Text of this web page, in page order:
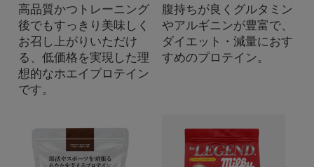
高品質かつトレーニング
後でもすっきり美味しく
お召し上がりいただけ
る、低価格を実現した理
想的なホエイプロテイン
です。
腹持ちが良くグルタミン
やアルギニンが豊富で、
ダイエット・減量におす
すめのプロテイン。